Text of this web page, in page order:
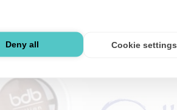
Deny all Cookie settings